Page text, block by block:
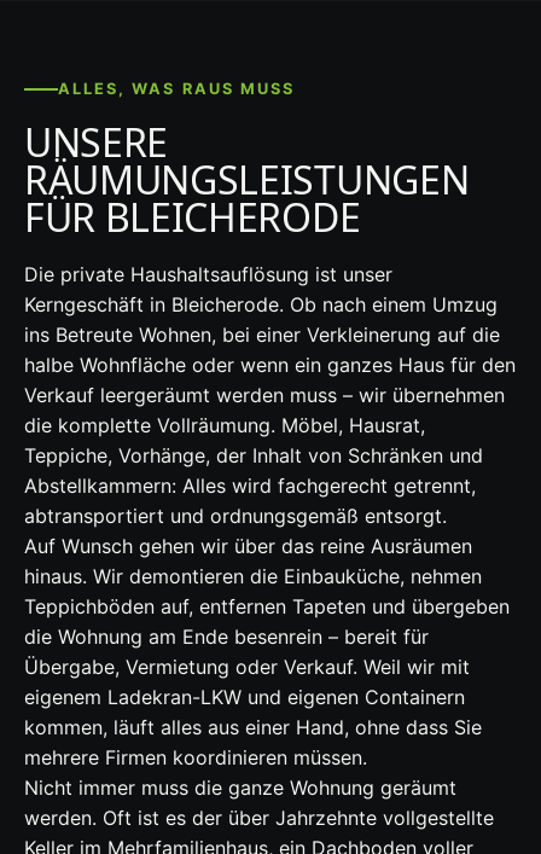
ALLES, WAS RAUS MUSS
UNSERE
RÄUMUNGSLEISTUNGEN
FÜR BLEICHERODE
Die private Haushaltsauflösung ist unser
Kerngeschäft in Bleicherode. Ob nach einem Umzug
ins Betreute Wohnen, bei einer Verkleinerung auf die
halbe Wohnfläche oder wenn ein ganzes Haus für den
Verkauf leergeräumt werden muss – wir übernehmen
die komplette Vollräumung. Möbel, Hausrat,
Teppiche, Vorhänge, der Inhalt von Schränken und
Abstellkammern: Alles wird fachgerecht getrennt,
abtransportiert und ordnungsgemäß entsorgt.
Auf Wunsch gehen wir über das reine Ausräumen
hinaus. Wir demontieren die Einbauküche, nehmen
Teppichböden auf, entfernen Tapeten und übergeben
die Wohnung am Ende besenrein – bereit für
Übergabe, Vermietung oder Verkauf. Weil wir mit
eigenem Ladekran-LKW und eigenen Containern
kommen, läuft alles aus einer Hand, ohne dass Sie
mehrere Firmen koordinieren müssen.
Nicht immer muss die ganze Wohnung geräumt
werden. Oft ist es der über Jahrzehnte vollgestellte
Keller im Mehrfamilienhaus, ein Dachboden voller